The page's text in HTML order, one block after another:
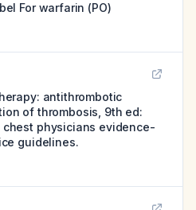
Forwarfarin (PO)
antithrombotic
of thrombosis, 9th ed:
physicians evidence-
guidelines.